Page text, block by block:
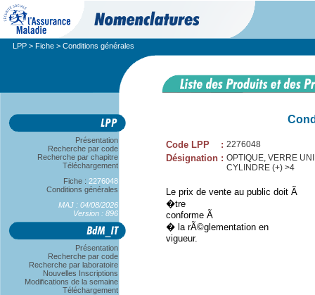
LPP > Fiche > Conditions générales
Présentation
Recherche par code
Recherche par chapitre
Téléchargement
Fiche : 2276048
Conditions générales
MAJ : 04/08/2026
Version : 896
Présentation
Recherche par code
Recherche par laboratoire
Nouvelles Inscriptions
Modifications de la semaine
Téléchargement
Code LPP : 2276048
Désignation : OPTIQUE, VERRE
CYLINDRE (+) >4
Le prix de vente au public doit Ã
�tre
conforme Ã
� la rÃ©glementation en
vigueur.